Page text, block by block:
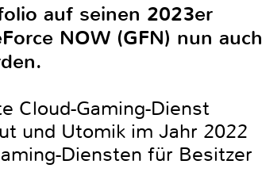
auf seinen 2023er
NOW (GFN) nun auch
Cloud-Gaming-Dienst
und Utomik im Jahr 2022
Diensten für Besitzer